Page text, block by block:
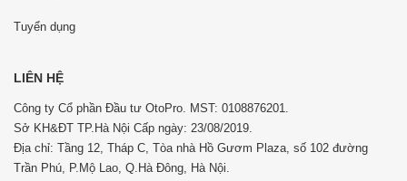
Tuyển dụng
LIÊN HỆ
Công ty Cổ phần Đầu tư OtoPro. MST: 0108876201.
Sở KH&ĐT TP.Hà Nội Cấp ngày: 23/08/2019.
Địa chỉ: Tầng 12, Tháp C, Tòa nhà Hồ Gươm Plaza, số 102 đường
Trần Phú, P.Mộ Lao, Q.Hà Đông, Hà Nội.